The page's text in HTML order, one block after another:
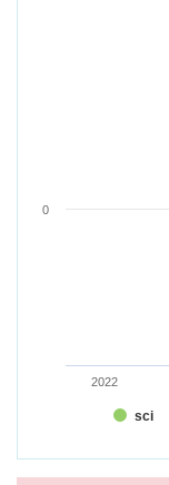
The chart has 1
sci
2022
0
End of interactive